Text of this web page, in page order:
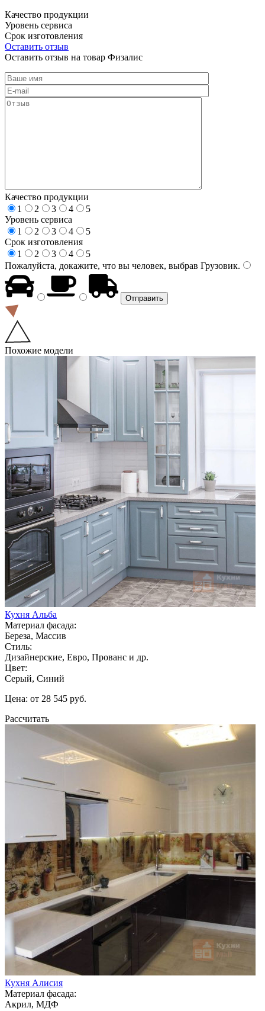
Качество продукции
Уровень сервиса
Срок изготовления
Оставить отзыв
Оставить отзыв на товар Физалис
Качество продукции
1
2 3 4
5
Уровень сервиса
1
2 3 4
5
Срок изготовления
1
2 3 4
5
Пожалуйста, докажите, что вы человек, выбрав Грузовик.
Похожие модели
Кухня Альба
Материал фасада:
Береза, Массив
Стиль:
Дизайнерские, Евро, Прованс и др.
Цвет:
Серый, Синий
Цена: от 28 545 руб.
Рассчитать
Кухня Алисия
Материал фасада:
Акрил, МДФ